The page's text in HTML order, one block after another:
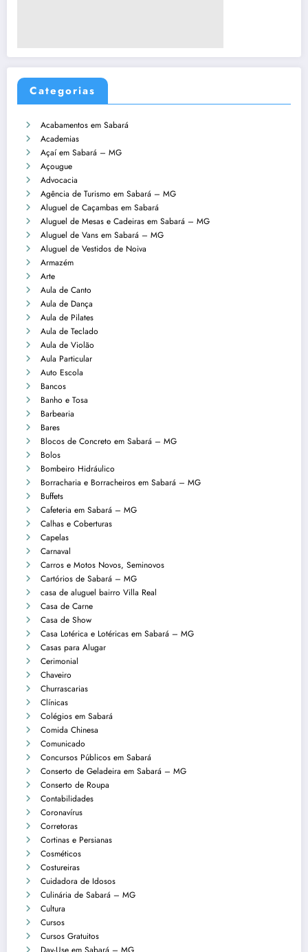
Categorias
Acabamentos em Sabará
Academias
Açaí em Sabará – MG
Açougue
Advocacia
Agência de Turismo em Sabará – MG
Aluguel de Caçambas em Sabará
Aluguel de Mesas e Cadeiras em Sabará – MG
Aluguel de Vans em Sabará – MG
Aluguel de Vestidos de Noiva
Armazém
Arte
Aula de Canto
Aula de Dança
Aula de Pilates
Aula de Teclado
Aula de Violão
Aula Particular
Auto Escola
Bancos
Banho e Tosa
Barbearia
Bares
Blocos de Concreto em Sabará – MG
Bolos
Bombeiro Hidráulico
Borracharia e Borracheiros em Sabará – MG
Buffets
Cafeteria em Sabará – MG
Calhas e Coberturas
Capelas
Carnaval
Carros e Motos Novos, Seminovos
Cartórios de Sabará – MG
casa de aluguel bairro Villa Real
Casa de Carne
Casa de Show
Casa Lotérica e Lotéricas em Sabará – MG
Casas para Alugar
Cerimonial
Chaveiro
Churrascarias
Clínicas
Colégios em Sabará
Comida Chinesa
Comunicado
Concursos Públicos em Sabará
Conserto de Geladeira em Sabará – MG
Conserto de Roupa
Contabilidades
Coronavírus
Corretoras
Cortinas e Persianas
Cosméticos
Costureiras
Cuidadora de Idosos
Culinária de Sabará – MG
Cultura
Cursos
Cursos Gratuitos